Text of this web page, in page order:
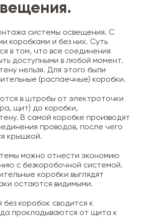
системы освещения. С
коробками и без них. Суть
в том, что все соединения
доступными в любой момент.
нельзя. Для этого были
(распаечные) коробки.
в штробы от электроточки
щит) до коробки,
В самой коробке производят
проводов, после чего
крышкой.
можно отнести экономию
с безкоробочной системой.
коробки выглядят
остаются видимыми.
коробок сводится к
прокладываются от щита к